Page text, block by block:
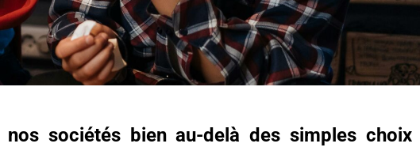
sociétés bien au-delà des simples choix